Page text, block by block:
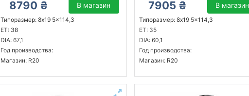
8790 ₴ В магазин
Типоразмер: 8x19 5x114,3
ET: 38
DIA: 67,1
Год производства:
Магазин: R20
7905 ₴ В магазин
Типоразмер: 8x19 5x114,3
ET: 35
DIA: 60,1
Год производства:
Магазин: R20